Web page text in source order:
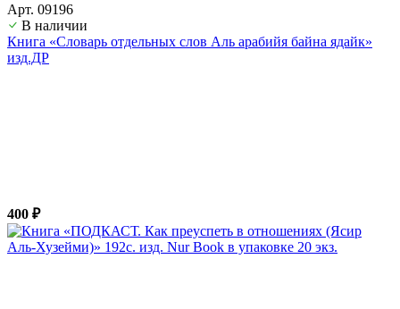
Арт. 09196
В наличии
Книга «Словарь отдельных слов Аль арабийя байна ядайк»
изд.ДР
400 ₽